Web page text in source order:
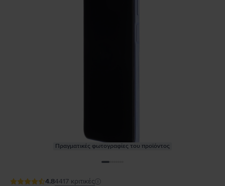
Πραγματικές φωτογραφίες του προϊόντος
4.84417 κριτικές